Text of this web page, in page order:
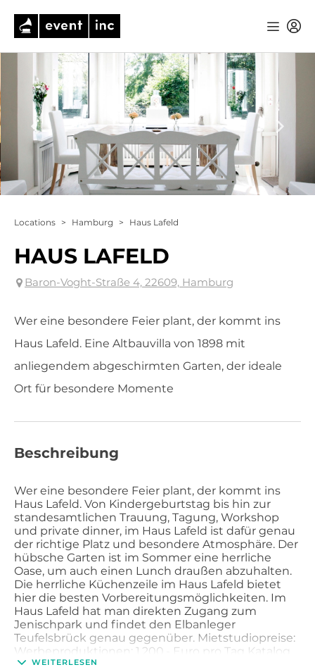
Locations > Hamburg > Haus Lafeld
HAUS LAFELD
Baron-Voght-Straße 4, 22609, Hamburg
Wer eine besondere Feier plant, der kommt ins
Haus Lafeld. Eine Altbauvilla von 1898 mit
anliegendem abgeschirmten Garten, der ideale
Ort für besondere Momente
Beschreibung
Wer eine besondere Feier plant, der kommt ins
Haus Lafeld. Von Kindergeburtstag bis hin zur
standesamtlichen Trauung, Tagung, Workshop
und private dinner, im Haus Lafeld ist dafür genau
der richtige Platz und besondere Atmosphäre. Der
hübsche Garten ist im Sommer eine herrliche
Oase, um auch einen Lunch draußen abzuhalten.
Die herrliche Küchenzeile im Haus Lafeld bietet
hier die besten Vorbereitungsmöglichkeiten. Im
Haus Lafeld hat man direkten Zugang zum
Jenischpark und findet den Elbanleger
Teufelsbrück genau gegenüber. Mietstudiopreise:
Werbeproduktionen: 1.200.- Euro pro Tag Katalog
Produktion: 950.- Euro pro Tag Redaktionelle
WEITERLESEN